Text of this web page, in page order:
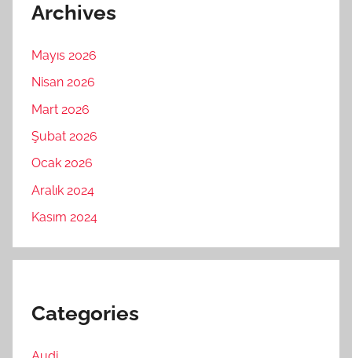
Archives
Mayıs 2026
Nisan 2026
Mart 2026
Şubat 2026
Ocak 2026
Aralık 2024
Kasım 2024
Categories